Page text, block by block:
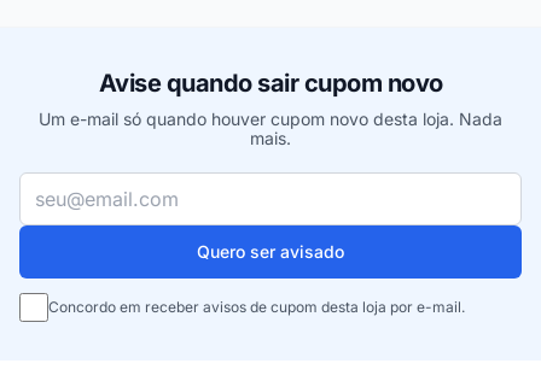
Avise quando sair cupom novo
Um e-mail só quando houver cupom novo desta loja. Nada
mais.
Seu e-mail
Quero ser avisado
Concordo em receber avisos de cupom desta loja por e-mail.